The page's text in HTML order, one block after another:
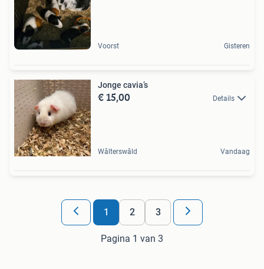
Voorst Gisteren
Jonge cavia’s
€ 15,00 Details
Wâlterswâld Vandaag
1 2 3
Pagina 1 van 3